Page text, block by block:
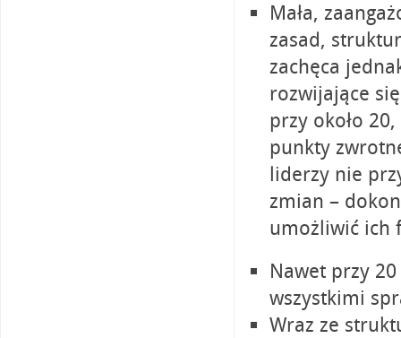
Mała,
zasad,
zachęca
rozwijające
przy około
punkty
liderzy nie
zmian –
umożliwić ich
Nawet przy
wszystkimi
Wraz ze